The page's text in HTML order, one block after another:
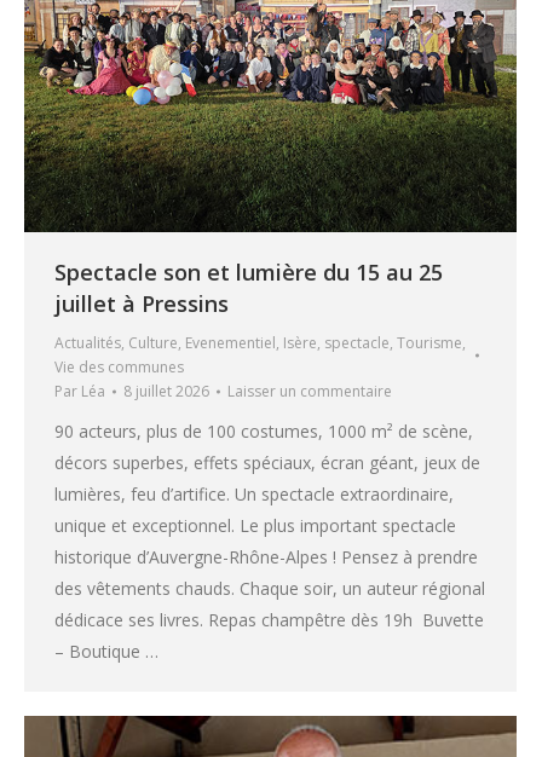
Spectacle son et lumière du 15 au 25
juillet à Pressins
Actualités, Culture, Evenementiel, Isère, spectacle, Tourisme,
Vie des communes
Par Léa 8 juillet 2026 Laisser un commentaire
90 acteurs, plus de 100 costumes, 1000 m² de scène,
décors superbes, effets spéciaux, écran géant, jeux de
lumières, feu d’artifice. Un spectacle extraordinaire,
unique et exceptionnel. Le plus important spectacle
historique d’Auvergne-Rhône-Alpes ! Pensez à prendre
des vêtements chauds. Chaque soir, un auteur régional
dédicace ses livres. Repas champêtre dès 19h Buvette
– Boutique …